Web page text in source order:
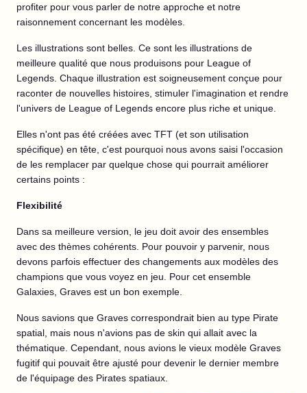
profiter pour vous parler de notre approche et notre
raisonnement concernant les modèles.
Les illustrations sont belles. Ce sont les illustrations de
meilleure qualité que nous produisons pour League of
Legends. Chaque illustration est soigneusement conçue pour
raconter de nouvelles histoires, stimuler l'imagination et rendre
l'univers de League of Legends encore plus riche et unique.
Elles n'ont pas été créées avec TFT (et son utilisation
spécifique) en tête, c'est pourquoi nous avons saisi l'occasion
de les remplacer par quelque chose qui pourrait améliorer
certains points :
Flexibilité
Dans sa meilleure version, le jeu doit avoir des ensembles
avec des thèmes cohérents. Pour pouvoir y parvenir, nous
devons parfois effectuer des changements aux modèles des
champions que vous voyez en jeu. Pour cet ensemble
Galaxies, Graves est un bon exemple.
Nous savions que Graves correspondrait bien au type Pirate
spatial, mais nous n'avions pas de skin qui allait avec la
thématique. Cependant, nous avions le vieux modèle Graves
fugitif qui pouvait être ajusté pour devenir le dernier membre
de l'équipage des Pirates spatiaux.